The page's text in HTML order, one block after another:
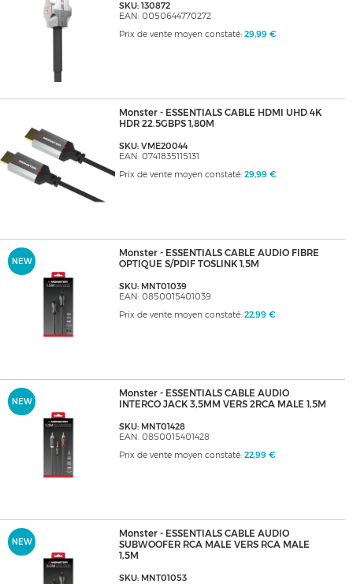
SKU: 130872
EAN: 0050644770272
Prix de vente moyen constaté: 29,99 €
Monster - ESSENTIALS CABLE HDMI UHD 4K
HDR 22.5GBPS 1,80M
SKU: VME20044
EAN: 0741835115131
Prix de vente moyen constaté: 29,99 €
NEW
Monster - ESSENTIALS CABLE AUDIO FIBRE
OPTIQUE S/PDIF TOSLINK 1,5M
SKU: MNT01039
EAN: 0850015401039
Prix de vente moyen constaté: 22,99 €
NEW
Monster - ESSENTIALS CABLE AUDIO
INTERCO JACK 3,5MM VERS 2RCA MALE 1,5M
SKU: MNT01428
EAN: 0850015401428
Prix de vente moyen constaté: 22,99 €
NEW
Monster - ESSENTIALS CABLE AUDIO
SUBWOOFER RCA MALE VERS RCA MALE
1,5M
SKU: MNT01053